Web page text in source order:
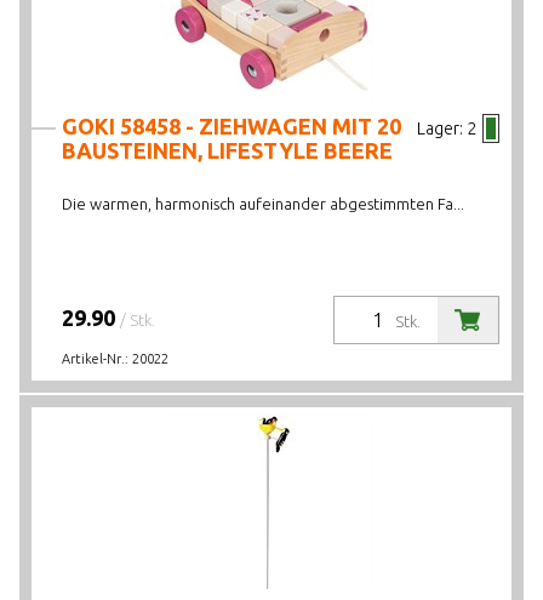
Lager: 2
GOKI 58458 - ZIEHWAGEN MIT 20
BAUSTEINEN, LIFESTYLE BEERE
Die warmen, harmonisch aufeinander abgestimmten Fa...
Stk.
29.90 / Stk.
Artikel-Nr.: 20022